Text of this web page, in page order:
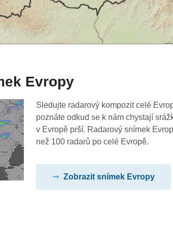
Evropy
Sledujte radarový kompozit celé
poznáte odkud se k nám chystají
v Evropě prší. Radarový snímek
než 100 radarů po celé Evropě.
Zobrazit snímek Evropy